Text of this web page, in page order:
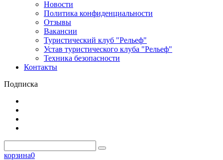
Новости
Политика конфиденциальности
Отзывы
Вакансии
Туристический клуб "Рельеф"
Устав туристического клуба "Рельеф"
Техника безопасности
Контакты
Подписка
корзина0